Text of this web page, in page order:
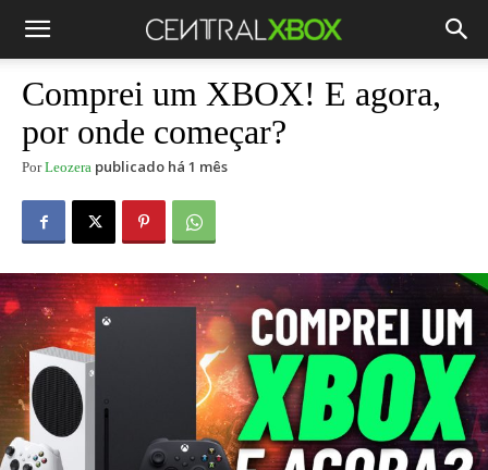
Comprei um XBOX! E agora,
por onde começar?
Por Leozera publicado há 1 mês